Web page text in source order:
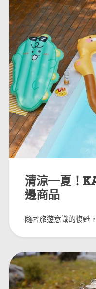
清涼一夏！
邊商品
隨著旅遊意識的復甦